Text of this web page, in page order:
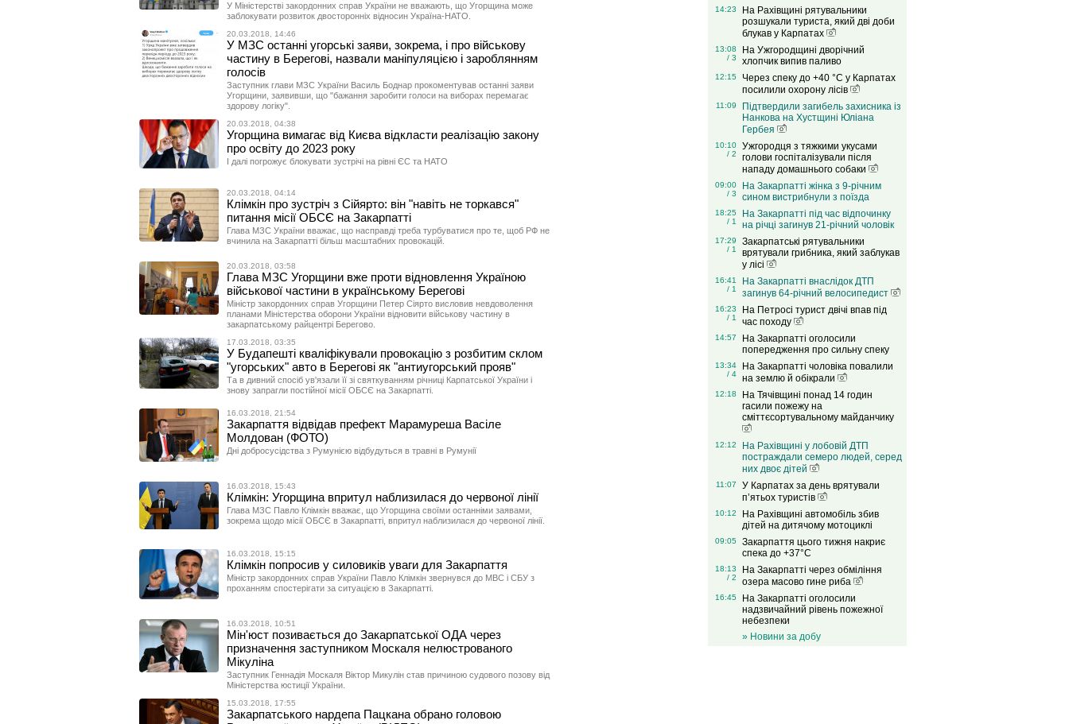
У Міністерстві закордонних справ України не вважають, що Угорщина може
заблокувати розвиток двосторонніх відносин Україна-НАТО.
20.03.2018, 14:46
У МЗС останні угорські заяви, зокрема, і про військову
частину в Берегові, назвали маніпуляцією і зароблянням
голосів
Заступник глави МЗС України Василь Боднар прокоментував останні заяви
Угорщини, заявивши, що "бажання заробити голоси на виборах перемагає
здорову логіку".
20.03.2018, 04:38
Угорщина вимагає від Києва відкласти реалізацію закону
про освіту до 2023 року
І далі погрожує блокувати зустрічі на рівні ЄС та НАТО
20.03.2018, 04:14
Клімкін про зустріч з Сійярто: він "навіть не торкався"
питання місії ОБСЄ на Закарпатті
Глава МЗС України вважає, що насправді треба турбуватися про те, щоб РФ не
вчинила на Закарпатті більш масштабних провокацій.
20.03.2018, 03:58
Глава МЗС Угорщини вже проти відновлення Україною
військової частини в українському Берегові
Міністр закордонних справ Угорщини Петер Сіярто висловив невдоволення
планами Міністерства оборони України відновити військову частину в
закарпатському райцентрі Берегово.
17.03.2018, 03:35
У Будапешті кваліфікували провокацію з розбитим склом
"угорських" авто в Берегові як "антиугорський прояв"
Та в дивний спосіб ув'язали її зі святкуванням річниці Карпатської України і
знову запрагли постійної місії ОБСЄ на Закарпатті.
16.03.2018, 21:54
Закарпаття відвідав префект Марамуреша Васіле
Молдован (ФОТО)
Дні добросусідства з Румунією відбудуться в травні в Румунії
16.03.2018, 15:43
Клімкін: Угорщина впритул наблизилася до червоної лінії
Глава МЗС Павло Клімкін вважає, що Угорщина своїми останніми заявами,
зокрема щодо місії ОБСЄ в Закарпатті, впритул наблизилася до червоної лінії.
16.03.2018, 15:15
Клімкін попросив у силовиків уваги для Закарпаття
Міністр закордонних справ України Павло Клімкін звернувся до МВС і СБУ з
проханням спостерігати за ситуацією в Закарпатті.
16.03.2018, 10:51
Мін'юст позивається до Закарпатської ОДА через
призначення заступником Москаля нелюстрованого
Мікуліна
Заступник Геннадія Москаля Віктор Микулін став причиною судового позову від
Міністерства юстиції України.
15.03.2018, 17:55
Закарпатського нардепа Пацкана обрано головою
14:23
На Рахівщині рятувальники
розшукали туриста, який дві доби
блукав у Карпатах
13:08
/ 3
На Ужгородщині дворічний
хлопчик випив паливо
12:15
Через спеку до +40 °C у Карпатах
посилили охорону лісів
11:09
Підтвердили загибель захисника із
Нанкова на Хустщині Юліана
Гербея
10:10
/ 2
Ужгородця з тяжкими укусами
голови госпіталізували після
нападу домашнього собаки
09:00
/ 3
На Закарпатті жінка з 9-річним
сином вистрибнули з поїзда
18:25
/ 1
На Закарпатті під час відпочинку
на річці загинув 21-річний чоловік
17:29
/ 1
Закарпатські рятувальники
врятували грибника, який заблукав
у лісі
16:41
/ 1
На Закарпатті внаслідок ДТП
загинув 64-річний велосипедист
16:23
/ 1
На Петросі турист двічі впав під
час походу
14:57
На Закарпатті оголосили
попередження про сильну спеку
13:34
/ 4
На Закарпатті чоловіка повалили
на землю й обікрали
12:18
На Тячівщині понад 14 годин
гасили пожежу на
сміттєсортувальному майданчику
12:12
На Рахівщині у лобовій ДТП
постраждали семеро людей, серед
них двоє дітей
11:07
У Карпатах за день врятували
п’ятьох туристів
10:12
На Рахівщині автомобіль збив
дітей на дитячому мотоциклі
09:05
Закарпаття цього тижня накриє
спека до +37°C
18:13
/ 2
На Закарпатті через обміління
озера масово гине риба
16:45
На Закарпатті оголосили
надзвичайний рівень пожежної
небезпеки
» Новини за добу